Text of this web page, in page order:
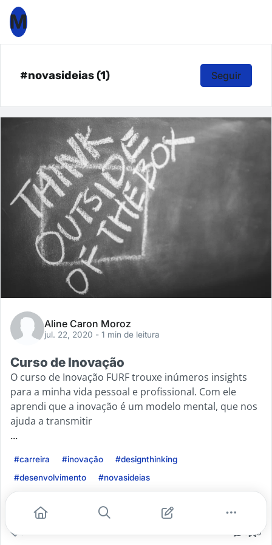
M
#novasideias (1) Seguir
Aline Caron Moroz
jul. 22, 2020 - 1 min de leitura
Curso de Inovação
O curso de Inovação FURF trouxe inúmeros insights
para a minha vida pessoal e profissional. Com ele
aprendi que a inovação é um modelo mental, que nos
ajuda a transmitir
...
#carreira #inovação
#designthinking
#desenvolvimento
#novasideias
Leia mais
0 0 0